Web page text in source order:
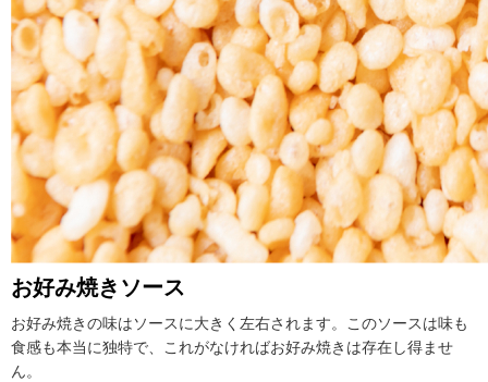
お好み焼きソース
お好み焼きの味はソースに大きく左右されます。このソースは味も
食感も本当に独特で、これがなければお好み焼きは存在し得ませ
ん。